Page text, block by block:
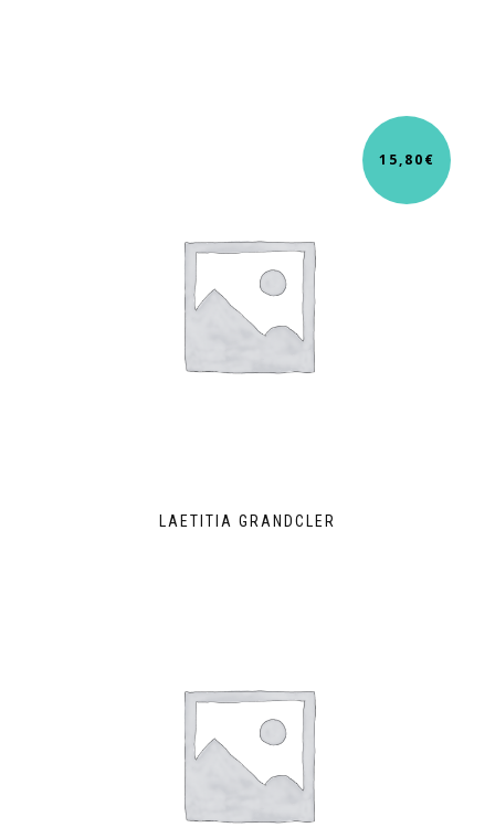
LAETITIA GRANDCLER
15,80€